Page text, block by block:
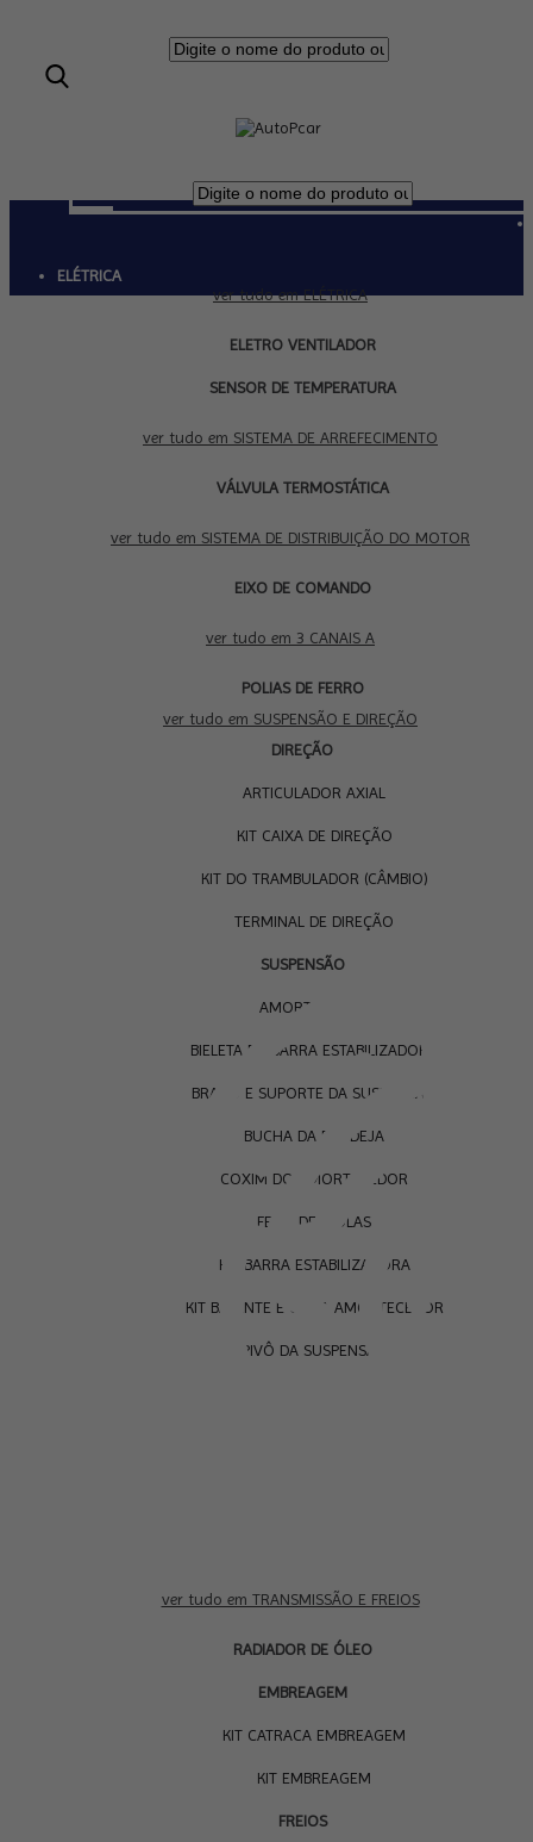
ELÉTRICA
ver tudo em ELÉTRICA
ELETRO VENTILADOR
SENSOR DE TEMPERATURA
ver tudo em SISTEMA DE ARREFECIMENTO
VÁLVULA TERMOSTÁTICA
ver tudo em SISTEMA DE DISTRIBUIÇÃO DO MOTOR
EIXO DE COMANDO
ver tudo em 3 CANAIS A
POLIAS DE FERRO
ver tudo em SUSPENSÃO E DIREÇÃO
DIREÇÃO
ARTICULADOR AXIAL
KIT CAIXA DE DIREÇÃO
KIT DO TRAMBULADOR (CÂMBIO)
TERMINAL DE DIREÇÃO
SUSPENSÃO
AMORTECEDOR
BIELETA DA BARRA ESTABILIZADORA
BRAÇO E SUPORTE DA SUSPENSÃO
BUCHA DA BANDEJA
COXIM DO AMORTECEDOR
FEIXE DE MOLAS
KIT BARRA ESTABILIZADORA
KIT BATENTE E COIFA AMORTECEDOR
PIVÔ DA SUSPENSÃO
ver tudo em TRANSMISSÃO E FREIOS
RADIADOR DE ÓLEO
EMBREAGEM
KIT CATRACA EMBREAGEM
KIT EMBREAGEM
FREIOS